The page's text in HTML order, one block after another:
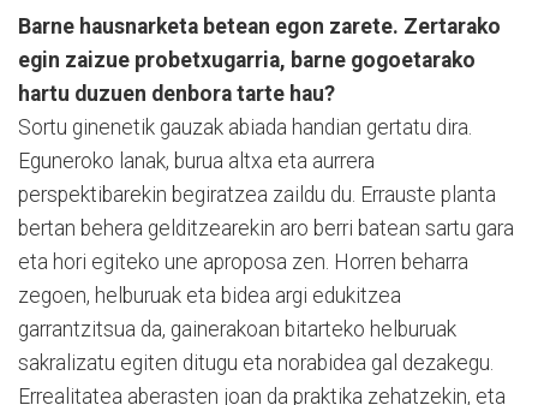
Barne hausnarketa betean egon zarete. Zertarako
egin zaizue probetxugarria, barne gogoetarako
hartu duzuen denbora tarte hau?
Sortu ginenetik gauzak abiada handian gertatu dira.
Eguneroko lanak, burua altxa eta aurrera
perspektibarekin begiratzea zaildu du. Errauste planta
bertan behera gelditzearekin aro berri batean sartu gara
eta hori egiteko une aproposa zen. Horren beharra
zegoen, helburuak eta bidea argi edukitzea
garrantzitsua da, gainerakoan bitarteko helburuak
sakralizatu egiten ditugu eta norabidea gal dezakegu.
Errealitatea aberasten joan da praktika zehatzekin, eta